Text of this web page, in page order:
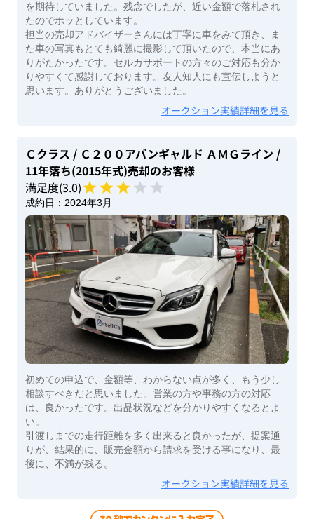
を期待していました。残念でしたが、近い金額で落札され
たのでホッとしています。
担当の売却アドバイザーさんには丁寧に車をみて頂き、ま
た車の写真もとても綺麗に撮影して頂いたので、本当にあ
りがたかったです。セルカサポートの方々のご対応も分か
りやすくて感謝しております。友人知人にも宣伝しようと
思います。ありがとうございました。
オークション実績詳細を見る
Ｃクラス / Ｃ２００アバンギャルド ＡＭＧライン /
11年落ち(2015年式)売却のお客様
満足度(3.0)
成約日： 2024年3月
初めての申込で、金額等、わからない点が多く、もう少し
相談すべきだと思いました。営業の方や事務の方の対応
は、良かったです。出品状況などを分かりやすくなるとよ
い。
引渡しまでの走行距離を多く出来ると良かったが、提案通
りが、結果的に、販売金額から請求を受ける事になり、最
後に、不満が残る。
オークション実績詳細を見る